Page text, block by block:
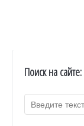
Поиск на сайте: